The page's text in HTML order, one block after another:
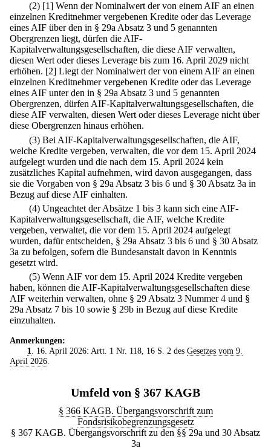
(2) [1] Wenn der Nominalwert der von einem AIF an einen
einzelnen Kreditnehmer vergebenen Kredite oder das Leverage
eines AIF über den in § 29a Absatz 3 und 5 genannten
Obergrenzen liegt, dürfen die AIF-
Kapitalverwaltungsgesellschaften, die diese AIF verwalten,
diesen Wert oder dieses Leverage bis zum 16. April 2029 nicht
erhöhen. [2] Liegt der Nominalwert der von einem AIF an einen
einzelnen Kreditnehmer vergebenen Kredite oder das Leverage
eines AIF unter den in § 29a Absatz 3 und 5 genannten
Obergrenzen, dürfen AIF-Kapitalverwaltungsgesellschaften, die
diese AIF verwalten, diesen Wert oder dieses Leverage nicht über
diese Obergrenzen hinaus erhöhen.
(3) Bei AIF-Kapitalverwaltungsgesellschaften, die AIF,
welche Kredite vergeben, verwalten, die vor dem 15. April 2024
aufgelegt wurden und die nach dem 15. April 2024 kein
zusätzliches Kapital aufnehmen, wird davon ausgegangen, dass
sie die Vorgaben von § 29a Absatz 3 bis 6 und § 30 Absatz 3a in
Bezug auf diese AIF einhalten.
(4) Ungeachtet der Absätze 1 bis 3 kann sich eine AIF-
Kapitalverwaltungsgesellschaft, die AIF, welche Kredite
vergeben, verwaltet, die vor dem 15. April 2024 aufgelegt
wurden, dafür entscheiden, § 29a Absatz 3 bis 6 und § 30 Absatz
3a zu befolgen, sofern die Bundesanstalt davon in Kenntnis
gesetzt wird.
(5) Wenn AIF vor dem 15. April 2024 Kredite vergeben
haben, können die AIF-Kapitalverwaltungsgesellschaften diese
AIF weiterhin verwalten, ohne § 29 Absatz 3 Nummer 4 und §
29a Absatz 7 bis 10 sowie § 29b in Bezug auf diese Kredite
einzuhalten.
Anmerkungen:
1
. 16. April 2026: Artt. 1 Nr. 118, 16 S. 2 des Gesetzes vom 9.
April 2026
Umfeld von § 367 KAGB
§ 366 KAGB. Übergangsvorschrift zum
Fondsrisikobegrenzungsgesetz
§ 367 KAGB. Übergangsvorschrift zu den §§ 29a und 30 Absatz
3a